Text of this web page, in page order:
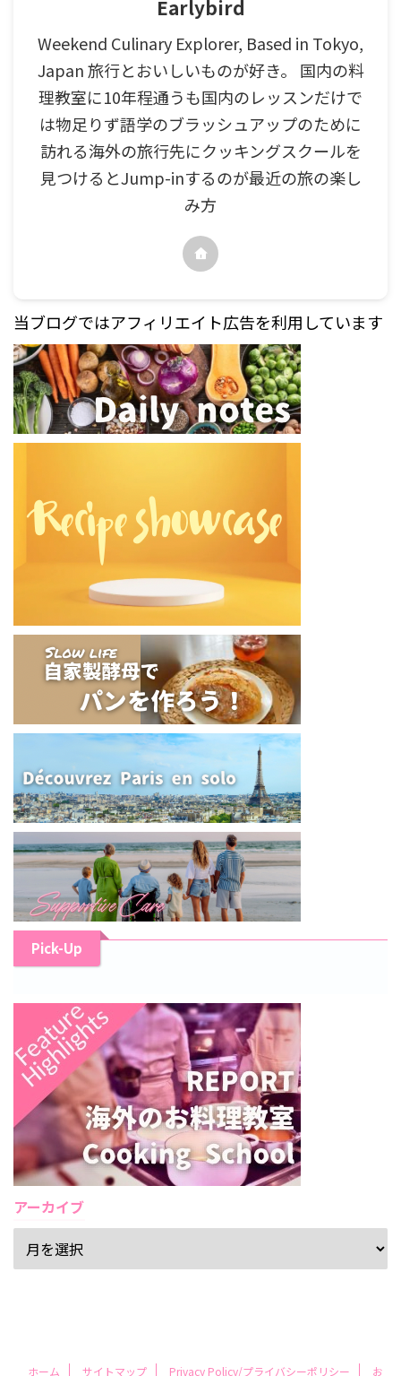
Earlybird
Weekend Culinary Explorer, Based in Tokyo,
Japan 旅行とおいしいものが好き。 国内の料
理教室に10年程通うも国内のレッスンだけで
は物足りず語学のブラッシュアップのために
訪れる海外の旅行先にクッキングスクールを
見つけるとJump-inするのが最近の旅の楽し
み方
当ブログではアフィリエイト広告を利用しています
Pick-Up
アーカイブ
ホーム サイトマップ Privacy Policy/プライバシーポリシー お